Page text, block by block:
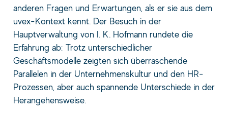
anderen Fragen und Erwartungen, als er sie aus dem
uvex-Kontext kennt. Der Besuch in der
Hauptverwaltung von I. K. Hofmann rundete die
Erfahrung ab: Trotz unterschiedlicher
Geschäftsmodelle zeigten sich überraschende
Parallelen in der Unternehmenskultur und den HR-
Prozessen, aber auch spannende Unterschiede in der
Herangehensweise.